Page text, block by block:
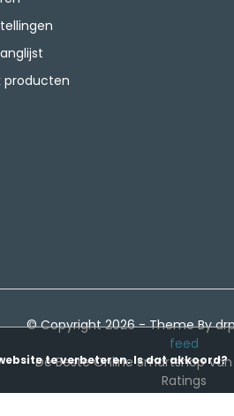
producten
© Copyright 2026 - Theme By
feed
De Beste Online Smartshop Van
Ratings
te verbeteren. Is dat akkoord?